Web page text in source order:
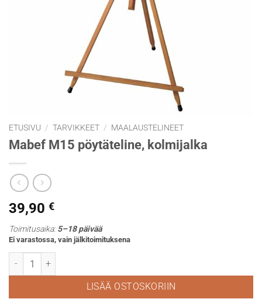
ETUSIVU / TARVIKKEET / MAALAUSTELINEET
Mabef M15 pöytäteline, kolmijalka
39,90 €
Toimitusaika:5–18 päivää
Ei varastossa, vain jälkitoimituksena
Mabef M15 pöytäteline, kolmijalka määrä
LISÄÄ OSTOSKORIIN